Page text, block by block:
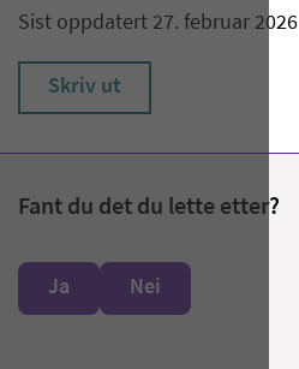
Sist oppdatert 27. februar 2026
Skriv ut
Fant du det du lette etter?
Ja Nei